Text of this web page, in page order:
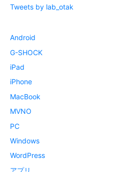
Tweets by lab_otak
Android
G-SHOCK
iPad
iPhone
MacBook
MVNO
PC
Windows
WordPress
アプリ